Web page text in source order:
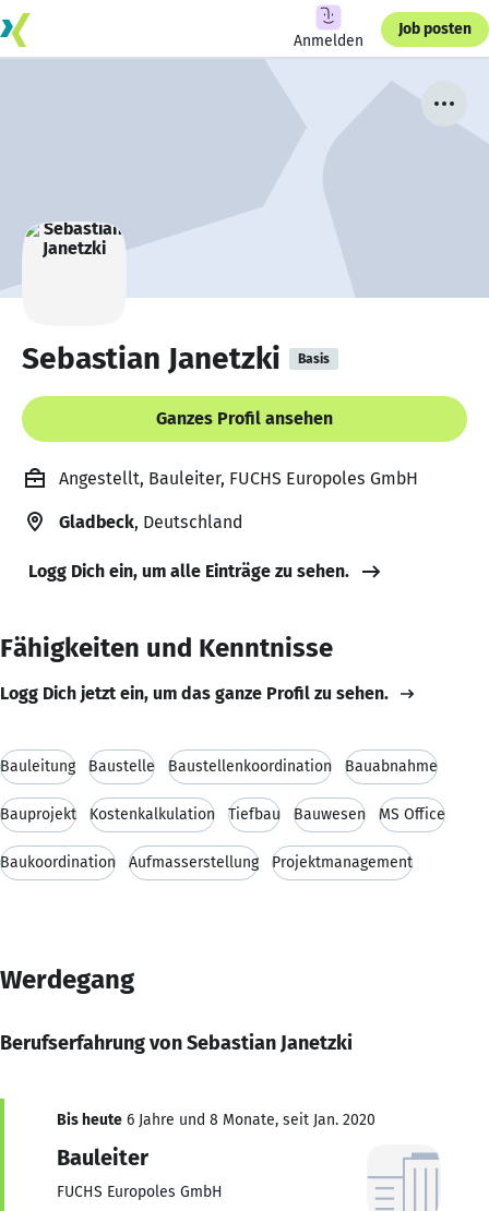
Anmelden
Job posten
Sebastian Janetzki Basis
Ganzes Profil ansehen
Angestellt, Bauleiter, FUCHS Europoles GmbH
Gladbeck, Deutschland
Logg Dich ein, um alle Einträge zu sehen.
Fähigkeiten und Kenntnisse
Logg Dich jetzt ein, um das ganze Profil zu sehen.
Bauleitung Baustelle Baustellenkoordination Bauabnahme
Bauprojekt Kostenkalkulation Tiefbau Bauwesen MS Office
Baukoordination Aufmasserstellung Projektmanagement
Werdegang
Berufserfahrung von Sebastian Janetzki
Bis heute 6 Jahre und 8 Monate, seit Jan. 2020
Bauleiter
FUCHS Europoles GmbH